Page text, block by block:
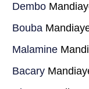
Dembo
Bouba
Malamine
Bacary